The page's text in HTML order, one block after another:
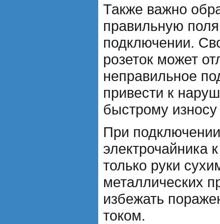
Также важно
правильную
подключении.
розеток может
неправильное
привести к
быстрому
При
электрочайника
только руки
металлических
избежать
током.